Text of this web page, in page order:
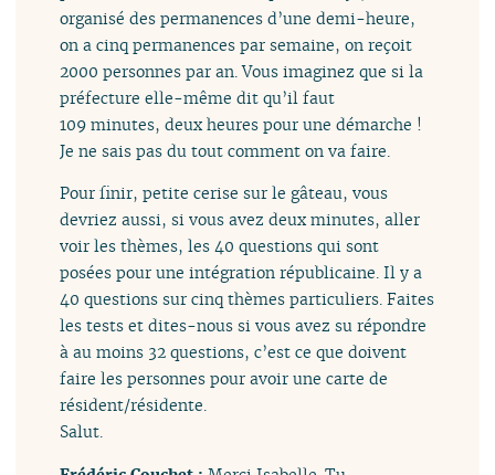
organisé des permanences d’une demi-heure,
on a cinq permanences par semaine, on reçoit
2000 personnes par an. Vous imaginez que si la
préfecture elle-même dit qu’il faut
109 minutes, deux heures pour une démarche !
Je ne sais pas du tout comment on va faire.
Pour finir, petite cerise sur le gâteau, vous
devriez aussi, si vous avez deux minutes, aller
voir les thèmes, les 40 questions qui sont
posées pour une intégration républicaine. Il y a
40 questions sur cinq thèmes particuliers. Faites
les tests et dites-nous si vous avez su répondre
à au moins 32 questions, c’est ce que doivent
faire les personnes pour avoir une carte de
résident/résidente.
Salut.